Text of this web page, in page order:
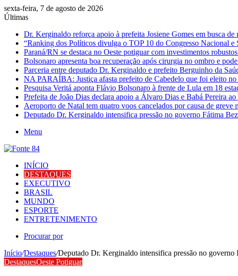
sexta-feira, 7 de agosto de 2026
Últimas
Dr. Kerginaldo reforça apoio à prefeita Josiene Gomes em busca de
“Ranking dos Políticos divulga o TOP 10 do Congresso Nacional
Paraná/RN se destaca no Oeste potiguar com investimentos
Bolsonaro apresenta boa recuperação após cirurgia no ombro e
Parceria entre deputado Dr. Kerginaldo e prefeito Berguinho da
NA PARAÍBA: Justiça afasta prefeito de Cabedelo que foi eleito
Pesquisa Veritá aponta Flávio Bolsonaro à frente de Lula em 18
Prefeita de João Dias declara apoio a Álvaro Dias e Babá Pereira
Aeroporto de Natal tem quatro voos cancelados por causa de greve
Deputado Dr. Kerginaldo intensifica pressão no governo Fátima
Menu
INÍCIO
DESTAQUES
EXECUTIVO
BRASIL
MUNDO
ESPORTE
ENTRETENIMENTO
Procurar por
Início/Destaques/Deputado Dr. Kerginaldo intensifica pressão no
DestaquesOeste Potiguar